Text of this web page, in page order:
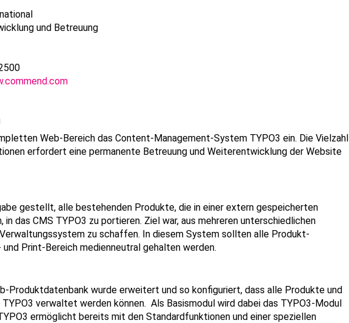
und Betreuung
Web-Bereich das Content-Management-System TYPO3 ein. Die Vielzahl
erfordert eine permanente Betreuung und Weiterentwicklung der Website
gestellt, alle bestehenden Produkte, die in einer extern gespeicherten
das CMS TYPO3 zu portieren. Ziel war, aus mehreren unterschiedlichen
zu schaffen. In diesem System sollten alle Produkt-
Print-Bereich medienneutral gehalten werden.
Produktdatenbank wurde erweitert und so konfiguriert, dass alle Produkte und
verwaltet werden können. Als Basismodul wird dabei das TYPO3-Modul
ermöglicht bereits mit den Standardfunktionen und einer speziellen